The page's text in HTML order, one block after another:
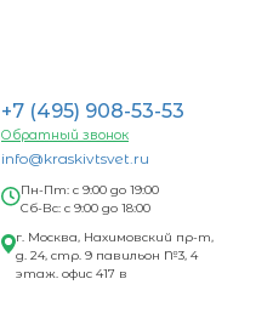
+7 (495) 908-53-53
Обратный звонок
info@kraskivtsvet.ru
Пн-Пт: с 9:00 до 19:00
Сб-Вс: с 9:00 до 18:00
г. Москва, Нахимовский пр-т,
д. 24, стр. 9 павильон №3, 4
этаж. офис 417 в